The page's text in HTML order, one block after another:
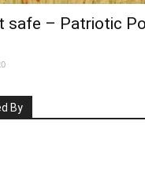
safe – Patriotic
By